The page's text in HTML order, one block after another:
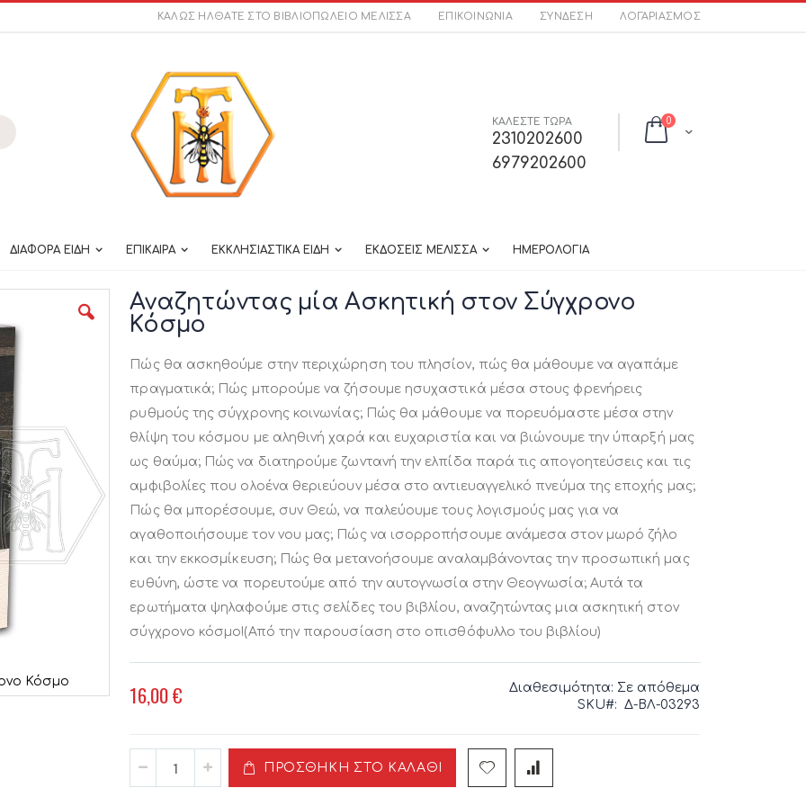
ΚΑΛΩΣ ΗΛΘΑΤΕ ΣΤΟ ΒΙΒΛΙΟΠΩΛΕΙΟ ΜΕΛΙΣΣΑ ΕΠΙΚΟΙΝΩΝΊΑ ΣΎΝΔΕΣΗ ΛΟΓΑΡΙΑΣΜΌΣ
Cart
0στοιχεία
ΚΑΛΕΣΤΕ ΤΩΡΑ
2310202600
6979202600
ΔΙΑΦΟΡΑ ΕΙΔΗ ΕΠΙΚΑΙΡΑ ΕΚΚΛΗΣΙΑΣΤΙΚΑ ΕΙΔΗ ΕΚΔΟΣΕΙΣ ΜΕΛΙΣΣΑ ΗΜΕΡΟΛΟΓΙΑ
Κόσμο
Αναζητώντας μία Ασκητική στον Σύγχρονο
Κόσμο
Πώς θα ασκηθούμε στην περιχώρηση του πλησίον, πώς θα μάθουμε να αγαπάμε
πραγματικά; Πώς μπορούμε να ζήσουμε ησυχαστικά μέσα στους φρενήρεις
ρυθμούς της σύγχρονης κοινωνίας; Πώς θα μάθουμε να πορευόμαστε μέσα στην
θλίψη του κόσμου με αληθινή χαρά και ευχαριστία και να βιώνουμε την ύπαρξή μας
ως θαύμα; Πώς να διατηρούμε ζωντανή την ελπίδα παρά τις απογοητεύσεις και τις
αμφιβολίες που ολοένα θεριεύουν μέσα στο αντιευαγγελικό πνεύμα της εποχής μας;
Πώς θα μπορέσουμε, συν Θεώ, να παλεύουμε τους λογισμούς μας για να
αγαθοποιήσουμε τον νου μας; Πώς να ισορροπήσουμε ανάμεσα στον μωρό ζήλο
και την εκκοσμίκευση; Πώς θα μετανοήσουμε αναλαμβάνοντας την προσωπική μας
ευθύνη, ώστε να πορευτούμε από την αυτογνωσία στην Θεογνωσία; Αυτά τα
ερωτήματα ψηλαφούμε στις σελίδες του βιβλίου, αναζητώντας μια ασκητική στον
σύγχρονο κόσμο!(Από την παρουσίαση στο οπισθόφυλλο του βιβλίου)
16,00 € Διαθεσιμότητα: Σε απόθεμα
SKU
Δ-ΒΛ-03293
ΠΡΟΣΘΉΚΗ ΣΤΟ ΚΑΛΆΘΙ